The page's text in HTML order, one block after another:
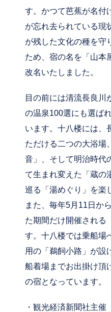
す。かつて芭蕉が名付
が忘れ去られている現
が残した文化の種を守
ため、宿の名を「山本
改名いたしました。
目の前には清流長良川
の温泉100選にも選ば
います。十八楼には、
ただける二つの大浴場
音」、そして明治時代
て生まれ変えた「蔵の
巡る「湯めぐり」を楽
また、毎年5月11日か
た期間だけ開催される
す。十八楼では乗船場
用の「鵜飼小路」が設
船着場までお出掛け頂
の宿となっています。
・観光経済新聞社主